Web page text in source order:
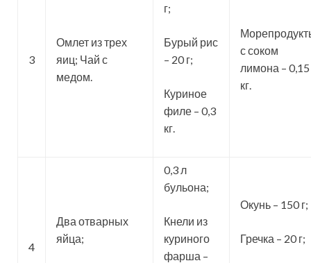
3
Омлет из трех
яиц; Чай с
медом.
г;
Бурый рис
– 20 г;
Куриное
филе – 0,3
кг.
с соком
лимона – 0,15
кг.
4
Два отварных
яйца;
0,3 л
бульона;
Кнели из
куриного
фарша –
Окунь – 150 г;
Гречка – 20 г;